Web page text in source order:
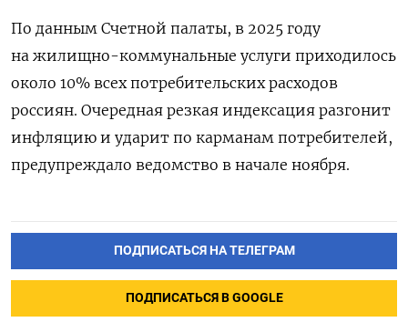
По данным Счетной палаты, в 2025 году
на жилищно-коммунальные услуги приходилось
около 10% всех потребительских расходов
россиян. Очередная резкая индексация разгонит
инфляцию и ударит по карманам потребителей,
предупреждало ведомство в начале ноября.
ПОДПИСАТЬСЯ НА ТЕЛЕГРАМ
ПОДПИСАТЬСЯ В GOOGLE